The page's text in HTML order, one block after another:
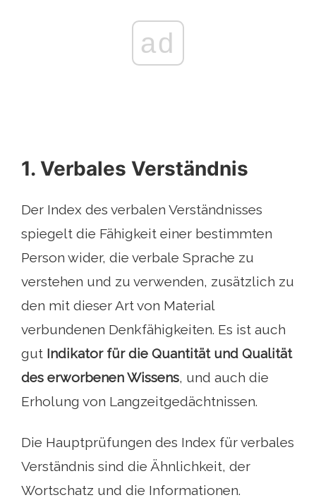
ad
1. Verbales Verständnis
Der Index des verbalen Verständnisses
spiegelt die Fähigkeit einer bestimmten
Person wider, die verbale Sprache zu
verstehen und zu verwenden, zusätzlich zu
den mit dieser Art von Material
verbundenen Denkfähigkeiten. Es ist auch
gut Indikator für die Quantität und Qualität
des erworbenen Wissens, und auch die
Erholung von Langzeitgedächtnissen.
Die Hauptprüfungen des Index für verbales
Verständnis sind die Ähnlichkeit, der
Wortschatz und die Informationen.